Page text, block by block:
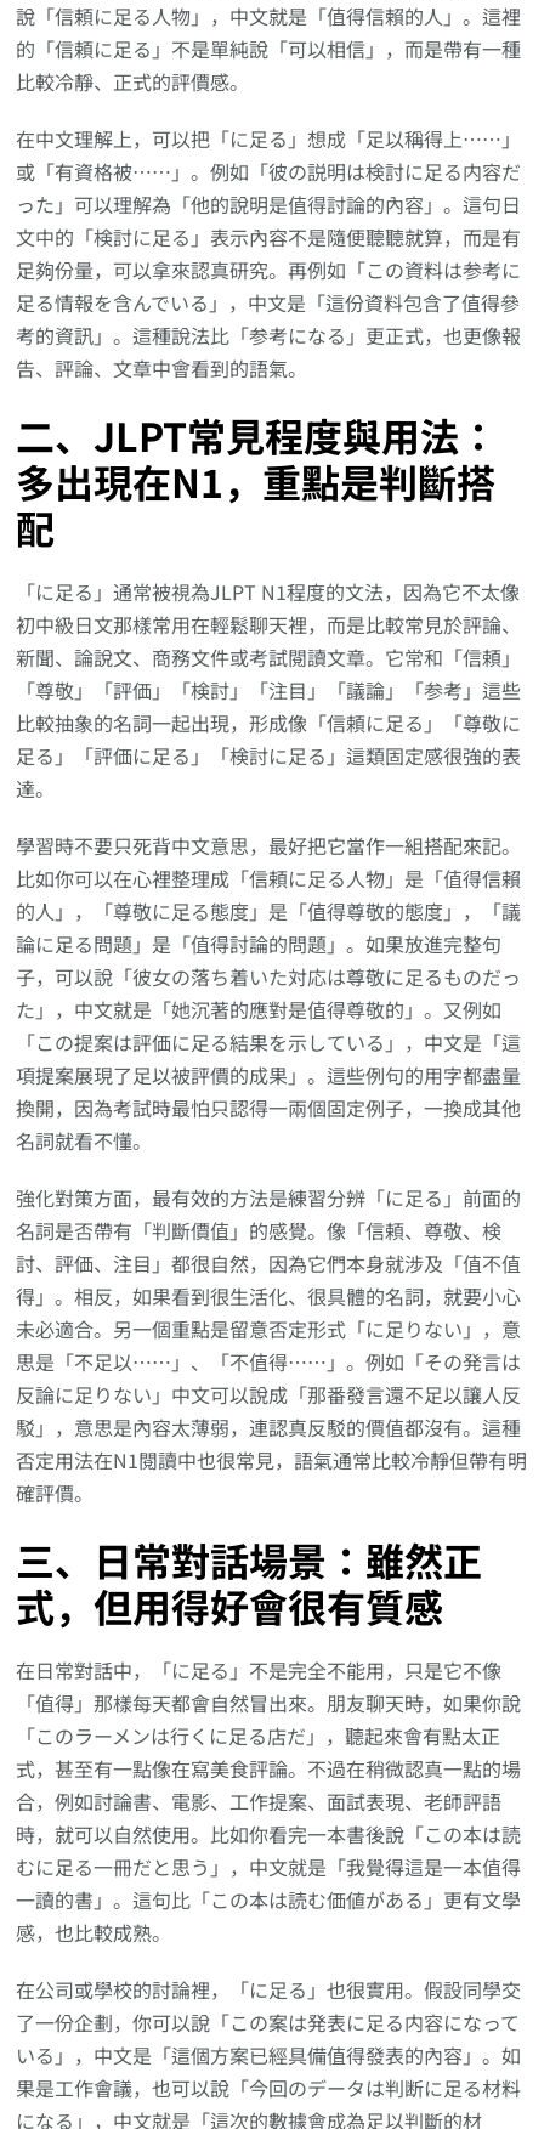
說「信頼に足る人物」，中文就是「值得信賴的人」。這裡
的「信頼に足る」不是單純說「可以相信」，而是帶有一種
比較冷靜、正式的評價感。
在中文理解上，可以把「に足る」想成「足以稱得上……」
或「有資格被……」。例如「彼の説明は検討に足る内容だ
った」可以理解為「他的說明是值得討論的內容」。這句日
文中的「検討に足る」表示內容不是隨便聽聽就算，而是有
足夠份量，可以拿來認真研究。再例如「この資料は参考に
足る情報を含んでいる」，中文是「這份資料包含了值得參
考的資訊」。這種說法比「参考になる」更正式，也更像報
告、評論、文章中會看到的語氣。
二、JLPT常見程度與用法：
多出現在N1，重點是判斷搭
配
「に足る」通常被視為JLPT N1程度的文法，因為它不太像
初中級日文那樣常用在輕鬆聊天裡，而是比較常見於評論、
新聞、論說文、商務文件或考試閱讀文章。它常和「信頼」
「尊敬」「評価」「検討」「注目」「議論」「参考」這些
比較抽象的名詞一起出現，形成像「信頼に足る」「尊敬に
足る」「評価に足る」「検討に足る」這類固定感很強的表
達。
學習時不要只死背中文意思，最好把它當作一組搭配來記。
比如你可以在心裡整理成「信頼に足る人物」是「值得信賴
的人」，「尊敬に足る態度」是「值得尊敬的態度」，「議
論に足る問題」是「值得討論的問題」。如果放進完整句
子，可以說「彼女の落ち着いた対応は尊敬に足るものだっ
た」，中文就是「她沉著的應對是值得尊敬的」。又例如
「この提案は評価に足る結果を示している」，中文是「這
項提案展現了足以被評價的成果」。這些例句的用字都盡量
換開，因為考試時最怕只認得一兩個固定例子，一換成其他
名詞就看不懂。
強化對策方面，最有效的方法是練習分辨「に足る」前面的
名詞是否帶有「判斷價值」的感覺。像「信頼、尊敬、検
討、評価、注目」都很自然，因為它們本身就涉及「值不值
得」。相反，如果看到很生活化、很具體的名詞，就要小心
未必適合。另一個重點是留意否定形式「に足りない」，意
思是「不足以……」、「不值得……」。例如「その発言は
反論に足りない」中文可以說成「那番發言還不足以讓人反
駁」，意思是內容太薄弱，連認真反駁的價值都沒有。這種
否定用法在N1閱讀中也很常見，語氣通常比較冷靜但帶有明
確評價。
三、日常對話場景：雖然正
式，但用得好會很有質感
在日常對話中，「に足る」不是完全不能用，只是它不像
「值得」那樣每天都會自然冒出來。朋友聊天時，如果你說
「このラーメンは行くに足る店だ」，聽起來會有點太正
式，甚至有一點像在寫美食評論。不過在稍微認真一點的場
合，例如討論書、電影、工作提案、面試表現、老師評語
時，就可以自然使用。比如你看完一本書後說「この本は読
むに足る一冊だと思う」，中文就是「我覺得這是一本值得
一讀的書」。這句比「この本は読む価値がある」更有文學
感，也比較成熟。
在公司或學校的討論裡，「に足る」也很實用。假設同學交
了一份企劃，你可以說「この案は発表に足る内容になって
いる」，中文是「這個方案已經具備值得發表的內容」。如
果是工作會議，也可以說「今回のデータは判断に足る材料
になる」，中文就是「這次的數據會成為足以判斷的材